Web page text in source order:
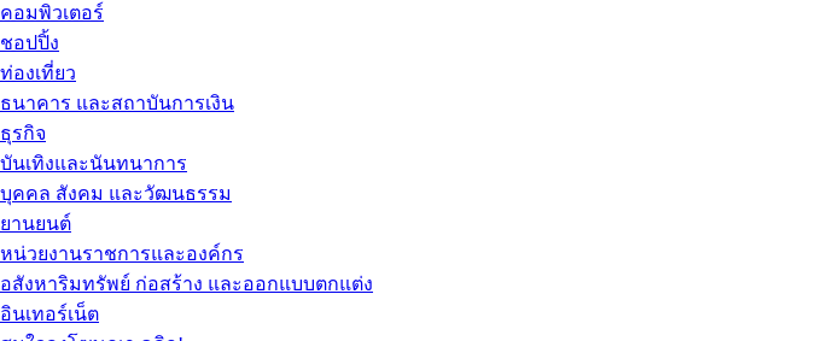
คอมพิวเตอร์
ชอปปิ้ง
ท่องเที่ยว
ธนาคาร และสถาบันการเงิน
ธุรกิจ
บันเทิงและนันทนาการ
บุคคล สังคม และวัฒนธรรม
ยานยนต์
หน่วยงานราชการและองค์กร
อสังหาริมทรัพย์ ก่อสร้าง และออกแบบตกแต่ง
อินเทอร์เน็ต